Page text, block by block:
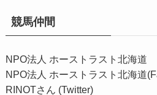
競馬仲間
NPO法人 ホーストラスト北海道
NPO法人 ホーストラスト北海道
RINOTさん (Twitter)